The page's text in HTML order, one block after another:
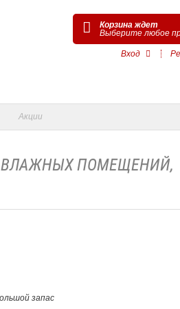
Корзина ждет
Выберите любое
Вход
Акции
ВЛАЖНЫХ ПОМЕЩЕНИЙ,
запас